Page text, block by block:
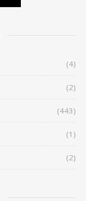
(4)
(2)
(443)
(1)
(2)